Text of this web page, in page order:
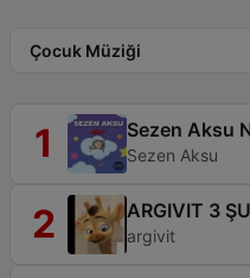
Çocuk Müziği
1 Sezen Aksu
Sezen Aksu
2 ARGIVIT 3
argivit